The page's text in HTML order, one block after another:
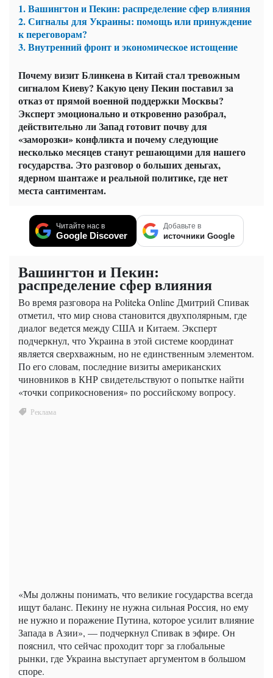
1. Вашингтон и Пекин: распределение сфер влияния
2. Сигналы для Украины: помощь или принуждение
к переговорам?
3. Внутренний фронт и экономическое истощение
Почему визит Блинкена в Китай стал тревожным
сигналом Киеву? Какую цену Пекин поставил за
отказ от прямой военной поддержки Москвы?
Эксперт эмоционально и откровенно разобрал,
действительно ли Запад готовит почву для
«заморозки» конфликта и почему следующие
несколько месяцев станут решающими для нашего
государства. Это разговор о больших деньгах,
ядерном шантаже и реальной политике, где нет
места сантиментам.
Читайте нас в
Google Discover
Добавьте в
источники Google
Вашингтон и Пекин:
распределение сфер влияния
Во время разговора на Politeka Online Дмитрий Спивак
отметил, что мир снова становится двухполярным, где
диалог ведется между США и Китаем. Эксперт
подчеркнул, что Украина в этой системе координат
является сверхважным, но не единственным элементом.
По его словам, последние визиты американских
чиновников в КНР свидетельствуют о попытке найти
«точки соприкосновения» по российскому вопросу.
«Мы должны понимать, что великие государства всегда
ищут баланс. Пекину не нужна сильная Россия, но ему
не нужно и поражение Путина, которое усилит влияние
Запада в Азии», — подчеркнул Спивак в эфире. Он
пояснил, что сейчас проходит торг за глобальные
рынки, где Украина выступает аргументом в большом
споре.